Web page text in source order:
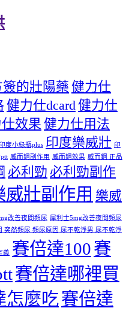
的壯陽藥 健力仕
健力仕dcard健力仕
效果 健力仕用法
度小綠瓶plus 印度樂威壯 印
威而鋼副作用 威而鋼效果 威而鋼 正品
必利勁 必利勁副作
威壯副作用 樂威
改善夜間頻尿 犀利士5mg改善夜間頻尿
突然頻尿 頻尿原因 尿不乾淨男 尿不乾淨
義 賽倍達100賽
賽倍達哪裡買
怎麼吃賽倍達